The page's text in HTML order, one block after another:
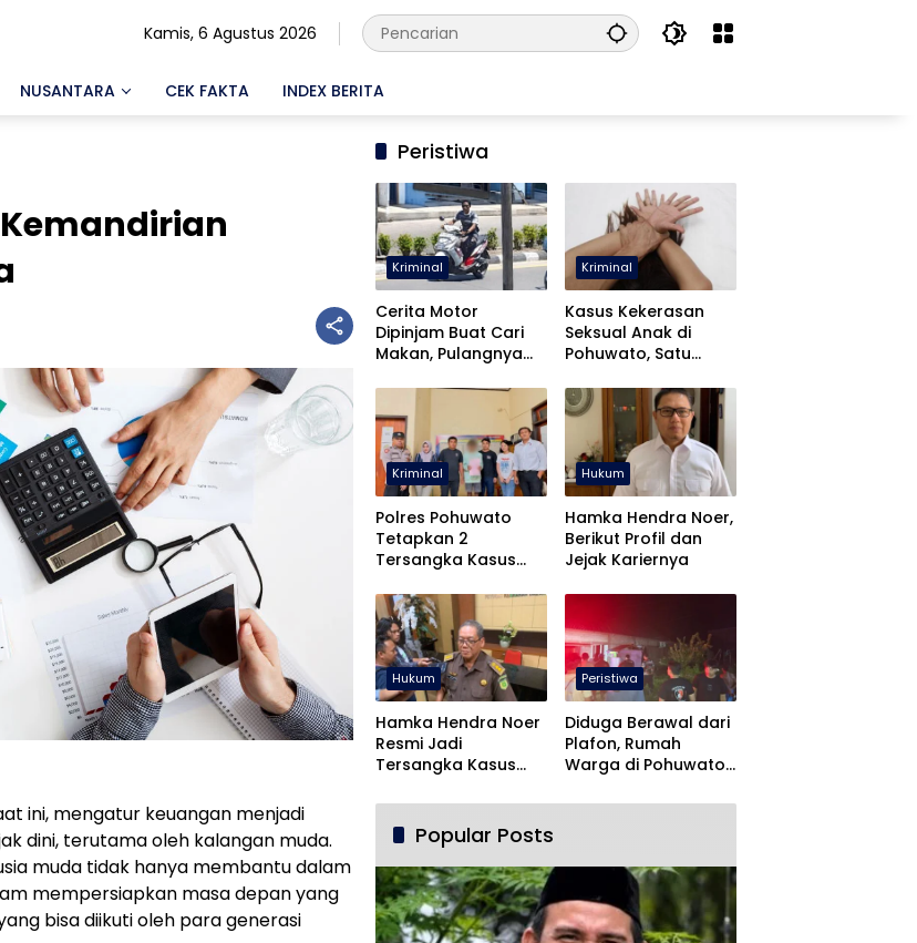
Kamis, 6 Agustus 2026
NUSANTARA CEK FAKTA INDEX BERITA
ini, mengatur keuangan menjadi
dini, terutama oleh kalangan muda.
muda tidak hanya membantu dalam
mempersiapkan masa depan yang
bisa diikuti oleh para generasi
Peristiwa
Kriminal
Cerita Motor
Dipinjam Buat Cari
Makan, Pulangnya
Pohuwato
Kriminal
Kasus Kekerasan
Seksual Anak di
Pohuwato, Satu
Kriminal
Polres Pohuwato
Tetapkan 2
Tersangka Kasus
dan Pencabulan
Hukum
Hamka Hendra Noer,
Berikut Profil dan
Jejak Kariernya
Hukum
Hamka Hendra Noer
Resmi Jadi
Tersangka Kasus
Gorontalo
Peristiwa
Diduga Berawal dari
Plafon, Rumah
Warga di Pohuwato
Popular Posts